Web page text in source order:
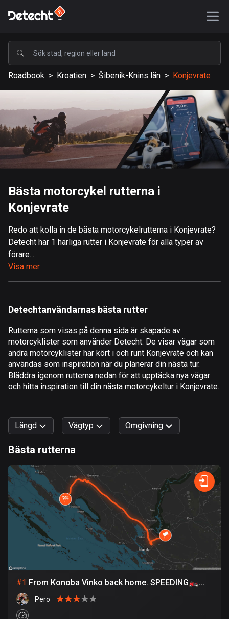
POPULÄRA
USA
587304 rutter
Sverige
203318 rutter
Storbritannien
115192 rutter
Afghanistan
Åland
Algeriet
Amerikanska Jungfruöarna
1 rutt
Andorra
62 rutter
Angola
1 rutt
Antigua och Barbuda
Argentina
885 rutter
Armenien
2 rutter
Aruba
89699 rutter
Roadbook > Kroatien > Šibenik-Knins län > Konjevrate
Bästa motorcykel rutterna i
Konjevrate
Redo att kolla in de bästa motorcykelrutterna i Konjevrate?
Detecht har 1 härliga rutter i Konjevrate för alla typer av
förare...
Visa mer
Detechtanvändarnas bästa rutter
Rutterna som visas på denna sida är skapade av
motorcyklister som använder Detecht. De visar vägar som
andra motorcyklister har kört i och runt Konjevrate och kan
användas som inspiration när du planerar din nästa tur.
Bläddra igenom rutterna nedan för att upptäcka nya vägar
och hitta inspiration till din nästa motorcykeltur i Konjevrate.
Längd Vägtyp
Snabb Terräng Kurvig
Omgivning
Skog Vatten Stad
Bästa rutterna
#1 From Konoba Vinko back home. SPEEDING🏍️🏍️
😎Pero